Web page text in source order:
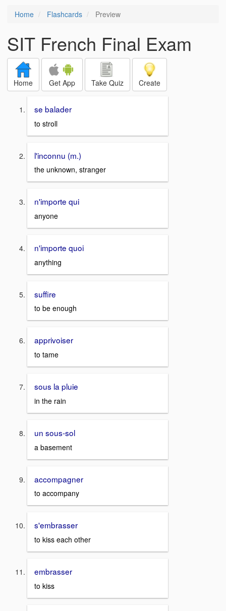
Home Flashcards Preview
SIT French Final Exam
Home Get App Take Quiz Create
se balader
to stroll
l'inconnu (m.)
the unknown, stranger
n'importe qui
anyone
n'importe quoi
anything
suffire
to be enough
apprivoiser
to tame
sous la pluie
in the rain
un sous-sol
a basement
accompagner
to accompany
s'embrasser
to kiss each other
embrasser
to kiss